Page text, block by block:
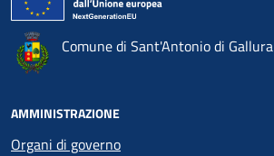
Comune di Sant'Antonio di Gallura
AMMINISTRAZIONE
Organi di governo